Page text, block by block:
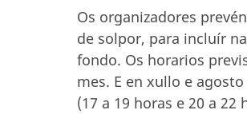
Os organizadores
de solpor, para incluír
fondo. Os horarios
mes. E en xullo e
(17 a 19 horas e 20 a 22